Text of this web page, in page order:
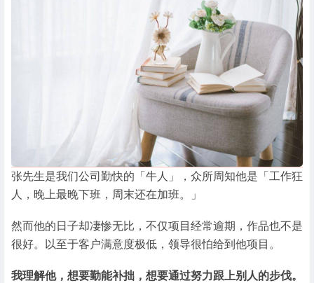
张先生是我们公司勤快的「牛人」，众所周知他是「工作狂
人，晚上最晚下班，周末还在加班。」
然而他的日子却凄惨无比，不仅项目经常逾期，作品也不是
很好。以至于客户满意度极低，领导很怕给到他项目。
我理解他，想要勤能补拙，想要通过努力跟上别人的步伐。